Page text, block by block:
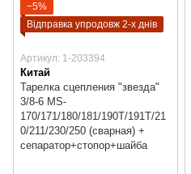
−5%
Відправка упродовж 2-х днів
Артикул: 1-203394
Китай
Тарелка сцепления "звезда"
3/8-6 MS-
170/171/180/181/190T/191T/21
0/211/230/250 (сварная) +
сепаратор+стопор+шайба